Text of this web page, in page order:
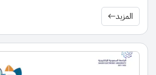
المزيد